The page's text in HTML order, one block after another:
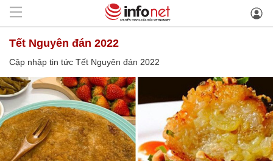
Tết Nguyên đán 2022
Cập nhập tin tức Tết Nguyên đán 2022